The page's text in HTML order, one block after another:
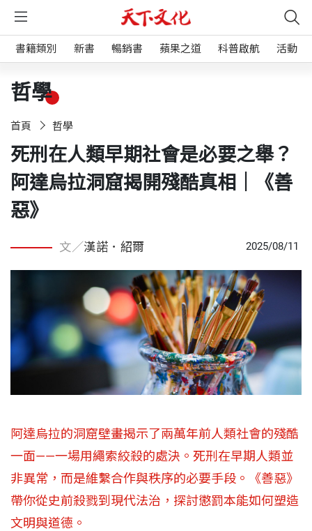
書籍類別 新書 暢銷書 蘋果之道 科普啟航 活動
哲學
首頁 哲學
死刑在人類早期社會是必要之舉？
阿達烏拉洞窟揭開殘酷真相｜《善
惡》
文／漢諾．紹爾 2025/08/11
阿達烏拉的洞窟壁畫揭示了兩萬年前人類社會的殘酷
一面——一場用繩索絞殺的處決。死刑在早期人類並
非異常，而是維繫合作與秩序的必要手段。《善惡》
帶你從史前殺戮到現代法治，探討懲罰本能如何塑造
文明與道德。